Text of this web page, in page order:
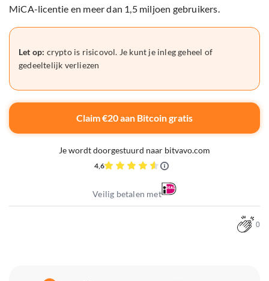
MiCA-licentie en meer dan 1,5 miljoen gebruikers.
Let op: crypto is risicovol. Je kunt je inleg geheel of
gedeeltelijk verliezen
Claim €20 aan Bitcoin gratis
Je wordt doorgestuurd naar bitvavo.com
4,6
Veilig betalen met
0